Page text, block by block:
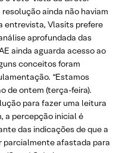
ainda não haviam
entrevista, Vlasits prefere
aprofundada das
ainda aguarda acesso ao
conceitos foram
“Estamos
de ontem (terça-feira).
para fazer uma leitura
a percepção inicial é
das indicações de que a
parcialmente afastada para